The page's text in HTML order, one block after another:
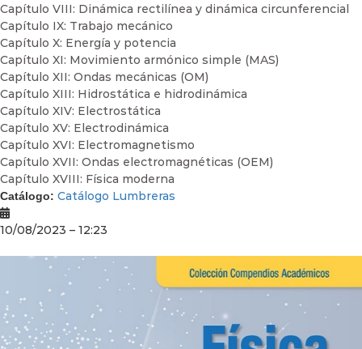
Capítulo VIII: Dinámica rectilínea y dinámica circunferencial
Capítulo IX: Trabajo mecánico
Capítulo X: Energía y potencia
Capítulo XI: Movimiento armónico simple (MAS)
Capítulo XII: Ondas mecánicas (OM)
Capítulo XIII: Hidrostática e hidrodinámica
Capítulo XIV: Electrostática
Capítulo XV: Electrodinámica
Capítulo XVI: Electromagnetismo
Capítulo XVII: Ondas electromagnéticas (OEM)
Capítulo XVIII: Física moderna
Catálogo: Catálogo Lumbreras
10/08/2023 – 12:23